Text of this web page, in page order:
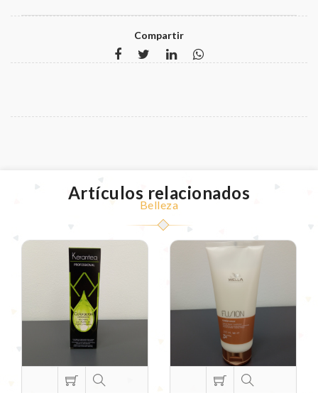
Compartir
Artículos relacionados
Belleza